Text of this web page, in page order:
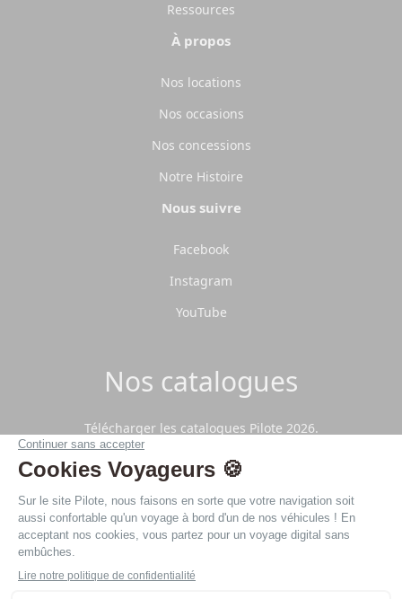
Ressources
À propos
Nos locations
Nos occasions
Nos concessions
Notre Histoire
Nous suivre
Facebook
Instagram
YouTube
Nos catalogues
Télécharger les catalogues Pilote 2026.
Télécharger
Politique de confidentialité